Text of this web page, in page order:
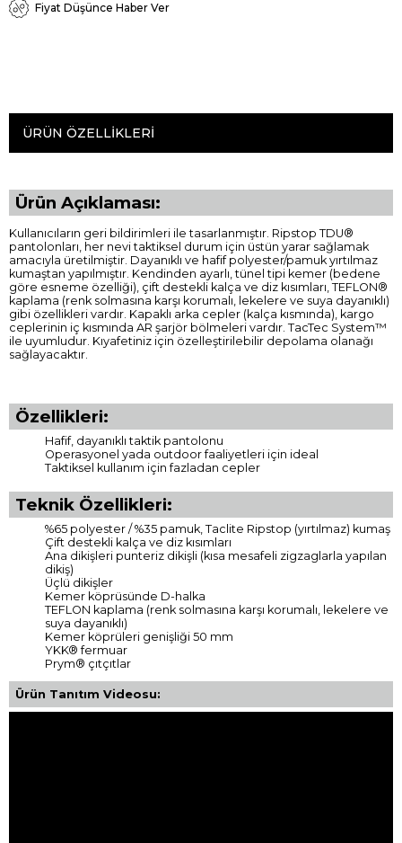
Fiyat Düşünce Haber Ver
ÜRÜN ÖZELLIKLERI
Ürün Açıklaması:
Kullanıcıların geri bildirimleri ile tasarlanmıştır. Ripstop TDU®
pantolonları, her nevi taktiksel durum için üstün yarar sağlamak
amacıyla üretilmiştir. Dayanıklı ve hafif polyester/pamuk yırtılmaz
kumaştan yapılmıştır. Kendinden ayarlı, tünel tipi kemer (bedene
göre esneme özelliği), çift destekli kalça ve diz kısımları, TEFLON®
kaplama (renk solmasına karşı korumalı, lekelere ve suya dayanıklı)
gibi özellikleri vardır. Kapaklı arka cepler (kalça kısmında), kargo
ceplerinin iç kısmında AR şarjör bölmeleri vardır. TacTec System™
ile uyumludur. Kıyafetiniz için özelleştirilebilir depolama olanağı
sağlayacaktır.
Özellikleri:
Hafif, dayanıklı taktik pantolonu
Operasyonel yada outdoor faaliyetleri için ideal
Taktiksel kullanım için fazladan cepler
Teknik Özellikleri:
%65 polyester / %35 pamuk, Taclite Ripstop (yırtılmaz) kumaş
Çift destekli kalça ve diz kısımları
Ana dikişleri punteriz dikişli (kısa mesafeli zigzaglarla yapılan
dikiş)
Üçlü dikişler
Kemer köprüsünde D-halka
TEFLON kaplama (renk solmasına karşı korumalı, lekelere ve
suya dayanıklı)
Kemer köprüleri genişliği 50 mm
YKK® fermuar
Prym® çıtçıtlar
Ürün Tanıtım Videosu: